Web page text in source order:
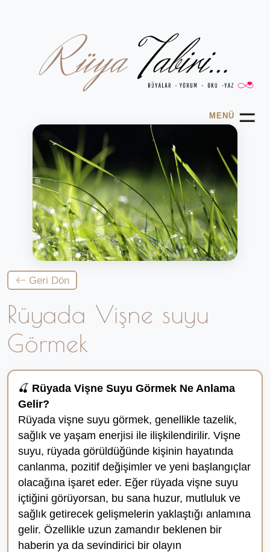
MENÜ ☰
Geri Dön
Rüyada Vişne suyu
Görmek
🍒 Rüyada Vişne Suyu Görmek Ne Anlama
Gelir?
Rüyada vişne suyu görmek, genellikle tazelik,
sağlık ve yaşam enerjisi ile ilişkilendirilir. Vişne
suyu, rüyada görüldüğünde kişinin hayatında
canlanma, pozitif değişimler ve yeni başlangıçlar
olacağına işaret eder. Eğer rüyada vişne suyu
içtiğini görüyorsan, bu sana huzur, mutluluk ve
sağlık getirecek gelişmelerin yaklaştığı anlamına
gelir. Özellikle uzun zamandır beklenen bir
haberin ya da sevindirici bir olayın